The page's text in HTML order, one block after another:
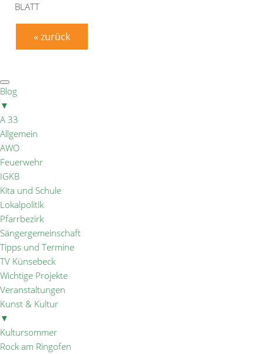
BLATT
« zurück
Blog
▼
A 33
Allgemein
AWO
Feuerwehr
IGKB
Kita und Schule
Lokalpolitik
Pfarrbezirk
Sängergemeinschaft
Tipps und Termine
TV Künsebeck
Wichtige Projekte
Veranstaltungen
Kunst & Kultur
▼
Kultursommer
Rock am Ringofen